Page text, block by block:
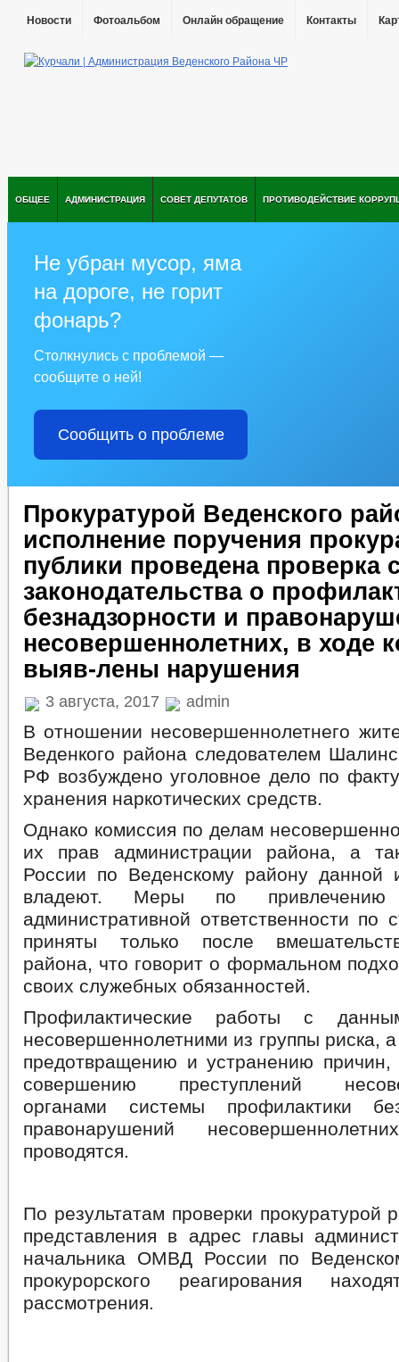
Новости Фотоальбом Онлайн обращение Контакты
ОБЩЕЕ АДМИНИСТРАЦИЯ СОВЕТ ДЕПУТАТОВ ПРОТИВОДЕЙСТВИЕ
Не убран мусор, яма
на дороге, не горит
фонарь?
Столкнулись с проблемой —
сообщите о ней!
Сообщить о проблеме
Прокуратурой Веденского
исполнение поручения
публики проведена проверка
законодательства о
безнадзорности и
несовершеннолетних, в ходе
выяв-лены нарушения
3 августа, 2017 admin
В отношении несовершеннолетнего
Веденкого района следователем
РФ возбуждено уголовное дело по
хранения наркотических средств.
Однако комиссия по делам
их прав администрации района, а
России по Веденскому району данной
владеют. Меры по
административной ответственности
приняты только после
района, что говорит о формальном
своих служебных обязанностей.
Профилактические работы с
несовершеннолетними из группы риска,
предотвращению и устранению причин,
совершению преступлений
органами системы профилактики
правонарушений
проводятся.
По результатам проверки прокуратурой
представления в адрес главы
начальника ОМВД России по
прокурорского реагирования
рассмотрения.